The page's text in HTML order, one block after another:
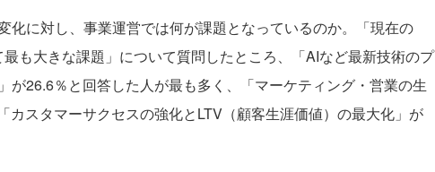
化に対し、事業運営では何が課題となっているのか。「現在の
も大きな課題」について質問したところ、「AIなど最新技術のプ
が26.6％と回答した人が最も多く、「マーケティング・営業の生
カスタマーサクセスの強化とLTV（顧客生涯価値）の最大化」が